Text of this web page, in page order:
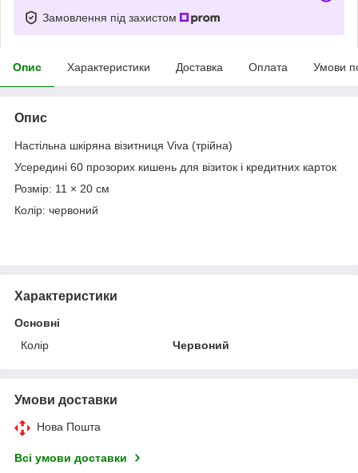
Замовлення під захистом
Опис Характеристики Доставка Оплата Умови
Опис
Настільна шкіряна візитниця Viva (трійна)
Усередині 60 прозорих кишень для візиток і кредитних карток
Розмір: 11 × 20 см
Колір: червоний
Характеристики
Основні
Колір
Червоний
Умови доставки
Нова Пошта
Всі умови доставки